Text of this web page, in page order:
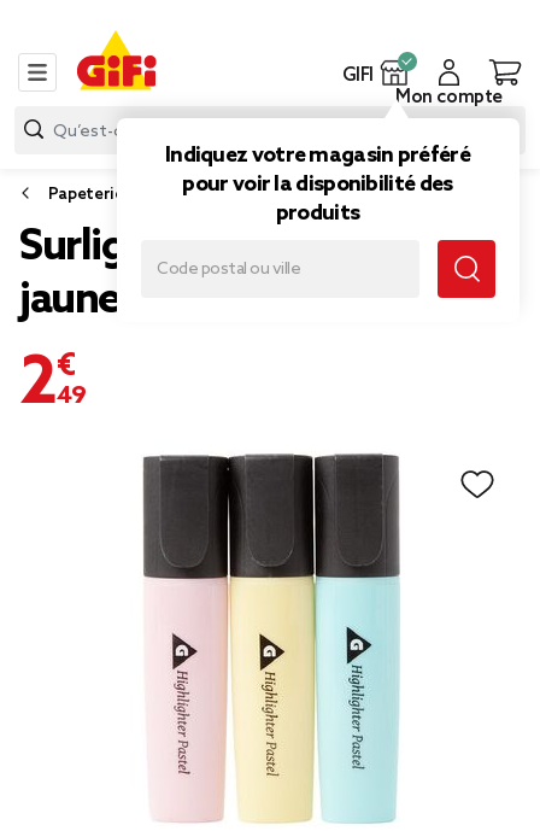
GIFI
Indiquez votre magasin préféré
pour voir la disponibilité des
produits
Mon compte
Papeterie et fournitures bureau
Surligneurs x3 ABS bleu,
jaune et rose
2,49 €